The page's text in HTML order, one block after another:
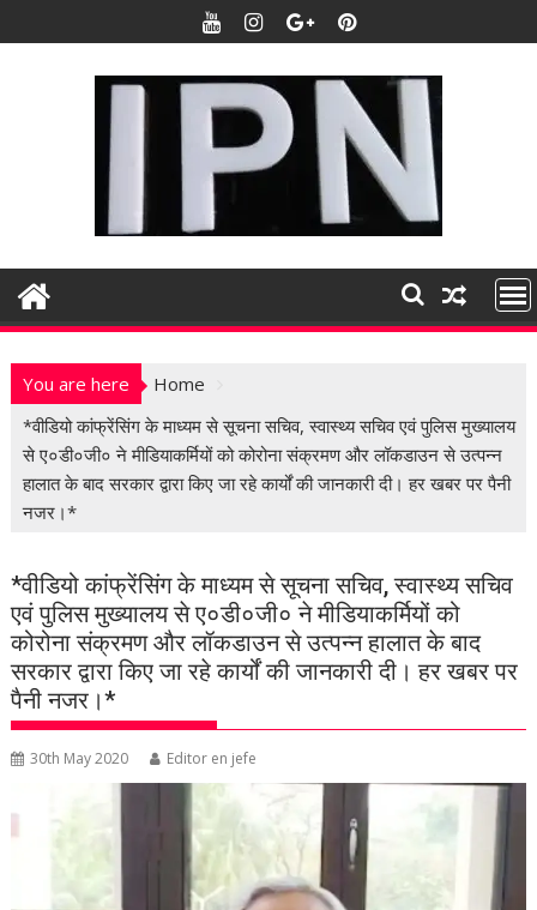
k
t
n
You are here
Home
*वीडियो कांफ्रेंसिंग के माध्यम से सूचना सचिव, स्वास्थ्य सचिव एवं पुलिस मुख्यालय
से ए०डी०जी० ने मीडियाकर्मियों को कोरोना संक्रमण और लॉकडाउन से उत्पन्न
हालात के बाद सरकार द्वारा किए जा रहे कार्यों की जानकारी दी। हर खबर पर पैनी
नजर।*
*वीडियो कांफ्रेंसिंग के माध्यम से सूचना सचिव, स्वास्थ्य सचिव
एवं पुलिस मुख्यालय से ए०डी०जी० ने मीडियाकर्मियों को
कोरोना संक्रमण और लॉकडाउन से उत्पन्न हालात के बाद
सरकार द्वारा किए जा रहे कार्यों की जानकारी दी। हर खबर पर
पैनी नजर।*
30th May 2020 Editor en jefe